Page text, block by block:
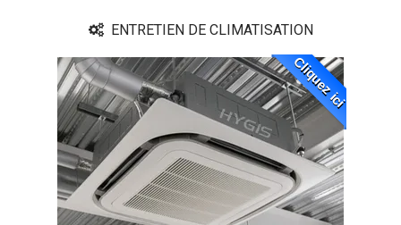
ENTRETIEN DE CLIMATISATION
Cliquez ici